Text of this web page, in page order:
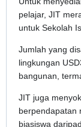
pelajar, JIT
untuk Sekolah
Jumlah yang
lingkungan
bangunan,
JIT juga
berpendapatan
biasiswa